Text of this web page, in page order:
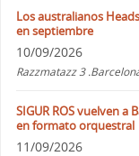
Los australianos
en septiembre
10/09/2026
Razzmatazz 3
SIGUR ROS vuelven a
en formato orquestral
11/09/2026